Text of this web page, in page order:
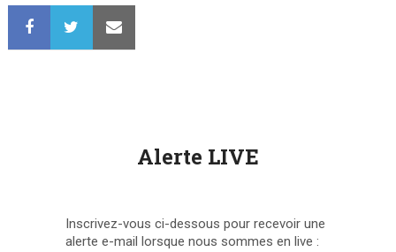
Alerte LIVE
Inscrivez-vous ci-dessous pour recevoir une
alerte e-mail lorsque nous sommes en live :